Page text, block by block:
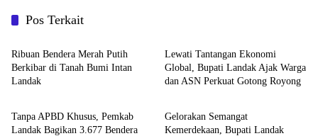
Pos Terkait
Pemerintahan dan Politik
Ribuan Bendera Merah Putih
Berkibar di Tanah Bumi Intan
Landak
Lewati Tantangan Ekonomi
Global, Bupati Landak Ajak Warga
dan ASN Perkuat Gotong Royong
Pemerintahan dan Politik
Tanpa APBD Khusus, Pemkab
Landak Bagikan 3.677 Bendera
Pemerintahan dan Politik
Gelorakan Semangat
Kemerdekaan, Bupati Landak